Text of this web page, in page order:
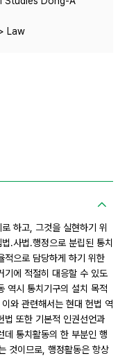
Law
하고, 그것을 실현하기 위
․사법․행정으로 분립된 통치
적으로 담당하게 하기 위한
기에 적절히 대응할 수 있도
역시 통치기구의 설치 목적
와 관련해서는 현대 헌법 역
법 또한 기본적 인권선언과
데 통치활동의 한 부분인 행
것이므로, 행정활동은 항상